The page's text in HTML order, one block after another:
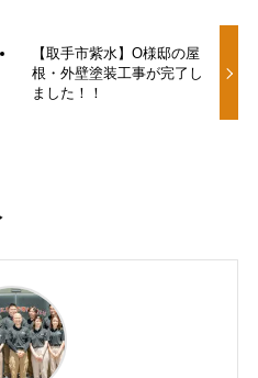
【取手市紫水】O様邸の屋
根・外壁塗装工事が完了し
ました！！